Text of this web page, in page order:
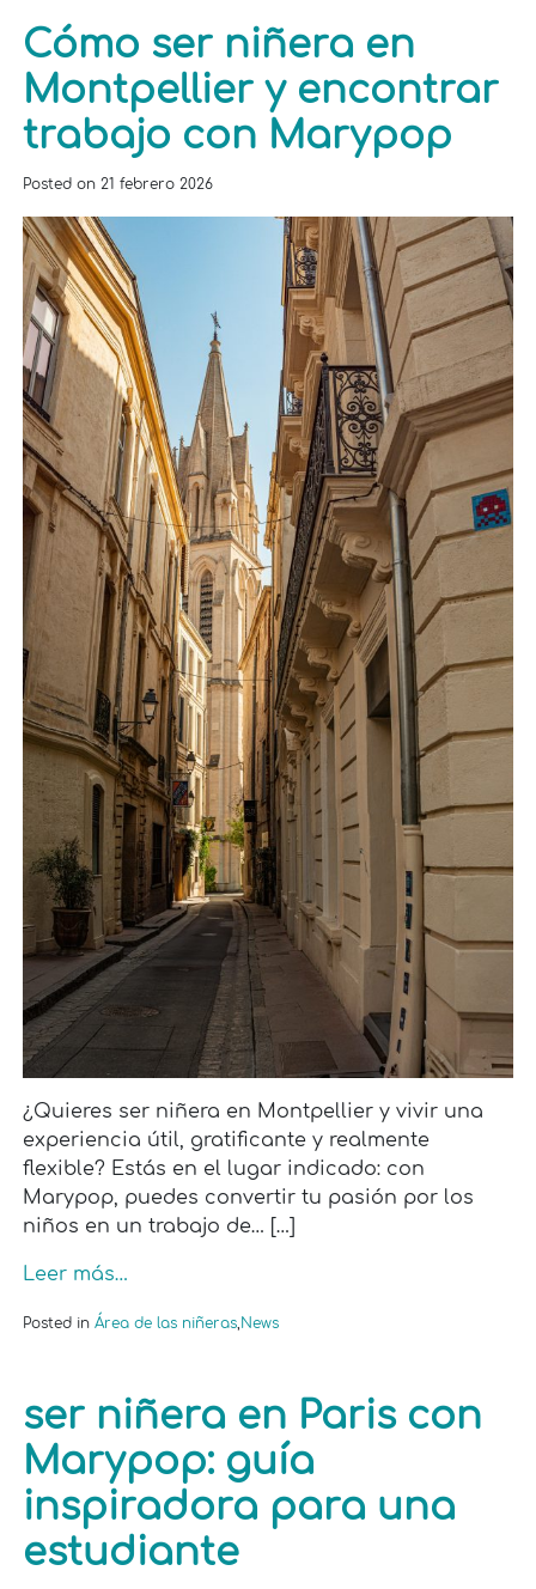
Cómo ser niñera en
Montpellier y encontrar
trabajo con Marypop
Posted on21 febrero 2026
¿Quieres ser niñera en Montpellier y vivir una
experiencia útil, gratificante y realmente
flexible? Estás en el lugar indicado: con
Marypop, puedes convertir tu pasión por los
niños en un trabajo de… […]
Leer más…
Posted inÁrea de las niñeras, News
ser niñera en Paris con
Marypop: guía
inspiradora para una
estudiante